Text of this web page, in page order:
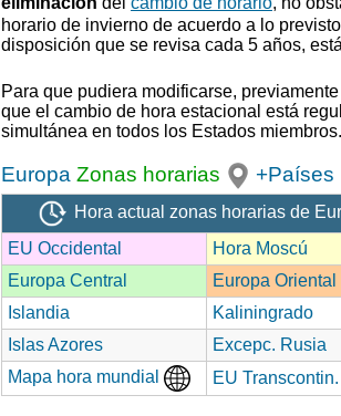
horario de invierno de acuerdo a lo
disposición que se revisa cada 5 años,
Para que pudiera modificarse, previamente
que el cambio de hora estacional está
simultánea en todos los Estados miembros.
Europa Zonas horarias +Países
Hora actual zonas horarias de
EU Occidental
Hora Moscú
Europa Central
Europa Oriental
Islandia
Kaliningrado
Islas Azores
Excepc. Rusia
Mapa hora mundial
EU Transcontin.